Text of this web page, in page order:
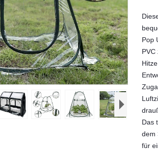
Pop
Das
dem
für